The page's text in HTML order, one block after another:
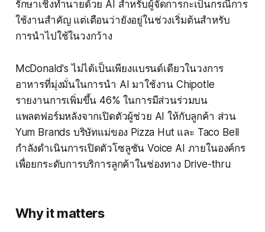
รักษาเชิงทำนายด้วย AI สำหรับผู้จัดการกะเป็นกรณีการ
ใช้งานสำคัญ แต่เตือนว่ายังอยู่ในช่วงเริ่มต้นสำหรับ
การนำไปใช้ในวงกว้าง
McDonald's ไม่ได้เป็นเพียงแบรนด์เดียวในวงการ
อาหารที่มุ่งมั่นในการนำ AI มาใช้งาน Chipotle
รายงานการเพิ่มขึ้น 46% ในการมีส่วนร่วมบน
แพลตฟอร์มหลังจากเปิดตัวผู้ช่วย AI ให้กับลูกค้า ส่วน
Yum Brands บริษัทแม่ของ Pizza Hut และ Taco Bell
กำลังดำเนินการเปิดตัวโซลูชัน Voice AI ภายในองค์กร
เพื่อยกระดับการบริการลูกค้าในช่องทาง Drive-thru
Why it matters